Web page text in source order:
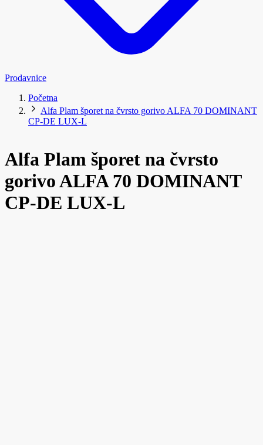
Prodavnice
Početna
Alfa Plam šporet na čvrsto gorivo ALFA 70 DOMINANT
CP-DE LUX-L
Alfa Plam šporet na čvrsto
gorivo ALFA 70 DOMINANT
CP-DE LUX-L